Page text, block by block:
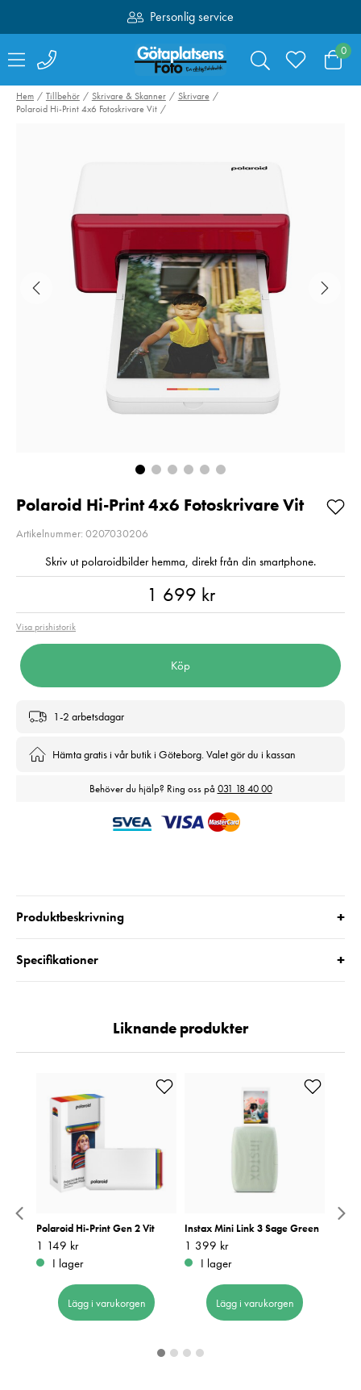
Personlig service
Fri frakt över 1000:-
0
Canon Selphy RP-
108 Series
Fotopapper
Pris:499 kr
499 kr
I lager
Hem Tillbehör Skrivare & Skanner
Skrivare
Polaroid Hi-Print 4x6 Fotoskrivare Vit
Polaroid Hi-Print 4x6 Fotoskrivare Vit
Artikelnummer: 0207030206
Skriv ut polaroidbilder hemma, direkt från din smartphone.
1 699 kr
Visa prishistorik
Köp
1-2 arbetsdagar
Hämta gratis i vår butik i Göteborg. Valet gör du i kassan
Behöver du hjälp? Ring oss på 031 18 40 00
Produktbeskrivning +
Specifikationer +
Liknande produkter
Polaroid Hi-Print Gen 2 Vit
Pris:1 149 kr
1 149 kr
I lager
Lägg i varukorgen
Instax Mini Link 3 Sage Green
Pris:1 399 kr
1 399 kr
I lager
Lägg i varukorgen